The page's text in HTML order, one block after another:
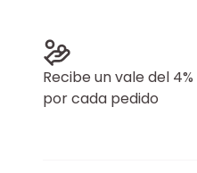
Recibe un vale del 4%
por cada pedido